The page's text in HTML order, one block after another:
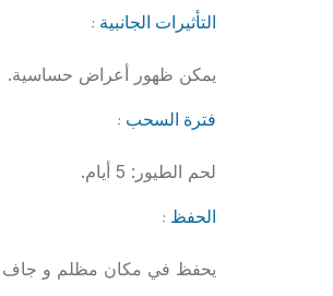
التأثيرات الجانبية :
يمكن ظهور أعراض حساسية.
فترة السحب :
لحم الطيور: 5 أيام.
الحفظ :
يحفظ في مكان مظلم و جاف و